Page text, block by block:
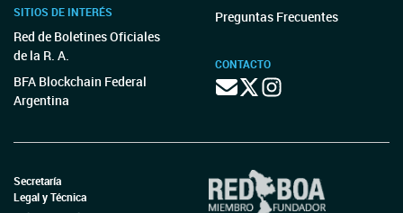
SITIOS DE INTERÉS
Red de Boletines Oficiales
de la R. A.
BFA Blockchain Federal
Argentina
Preguntas Frecuentes
CONTACTO
Secretaría
Legal y Técnica